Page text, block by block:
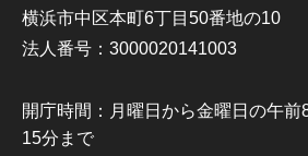
横浜市中区本町6丁目50番地の10
法人番号：3000020141003
開庁時間：月曜日から金曜日の午
15分まで